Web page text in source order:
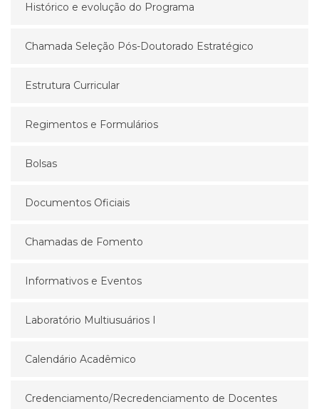
Histórico e evolução do Programa
Chamada Seleção Pós-Doutorado Estratégico
Estrutura Curricular
Regimentos e Formulários
Bolsas
Documentos Oficiais
Chamadas de Fomento
Informativos e Eventos
Laboratório Multiusuários I
Calendário Acadêmico
Credenciamento/Recredenciamento de Docentes